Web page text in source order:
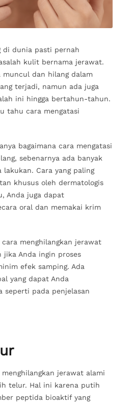
di dunia pasti pernah
kulit bernama jerawat.
muncul dan hilang dalam
terjadi, namun ada juga
ini hingga bertahun-tahun.
tahu cara mengatasi
bagaimana cara mengatasi
sebenarnya ada banyak
lakukan. Cara yang paling
khusus oleh dermatologis
Anda juga dapat
oral dan memakai krim
menghilangkan jerawat
Anda ingin proses
efek samping. Ada
yang dapat Anda
seperti pada penjelasan
jerawat alami
telur. Hal ini karena putih
peptida bioaktif yang